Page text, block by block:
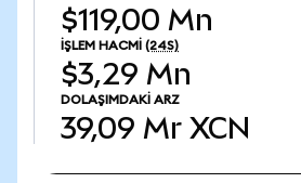
$119,00 Mn
İŞLEM HACMI (24S)
$3,29 Mn
DOLAŞIMDAKI ARZ
39,09 Mr XCN